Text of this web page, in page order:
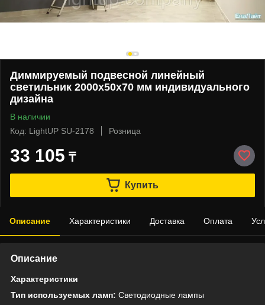
Диммируемый подвесной линейный
светильник 2000х50х70 мм индивидуального
дизайна
В наличии
Код: LightUP SU-2178
Розница
33 105 ₸
Купить
Описание Характеристики Доставка Оплата
Описание
Характеристики
Тип используемых ламп: Светодиодные лампы